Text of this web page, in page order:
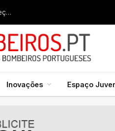
Liga dos Bombeiros quer fazer nascer licenciatura em Ciências de Proteção Civil e Bombeiros
Inovações Espaço